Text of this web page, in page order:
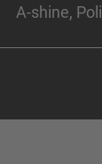
A-shine,